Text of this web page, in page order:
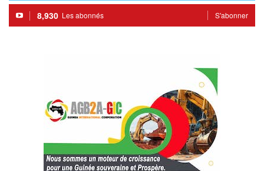
8,930 Les abonnés S'abonner